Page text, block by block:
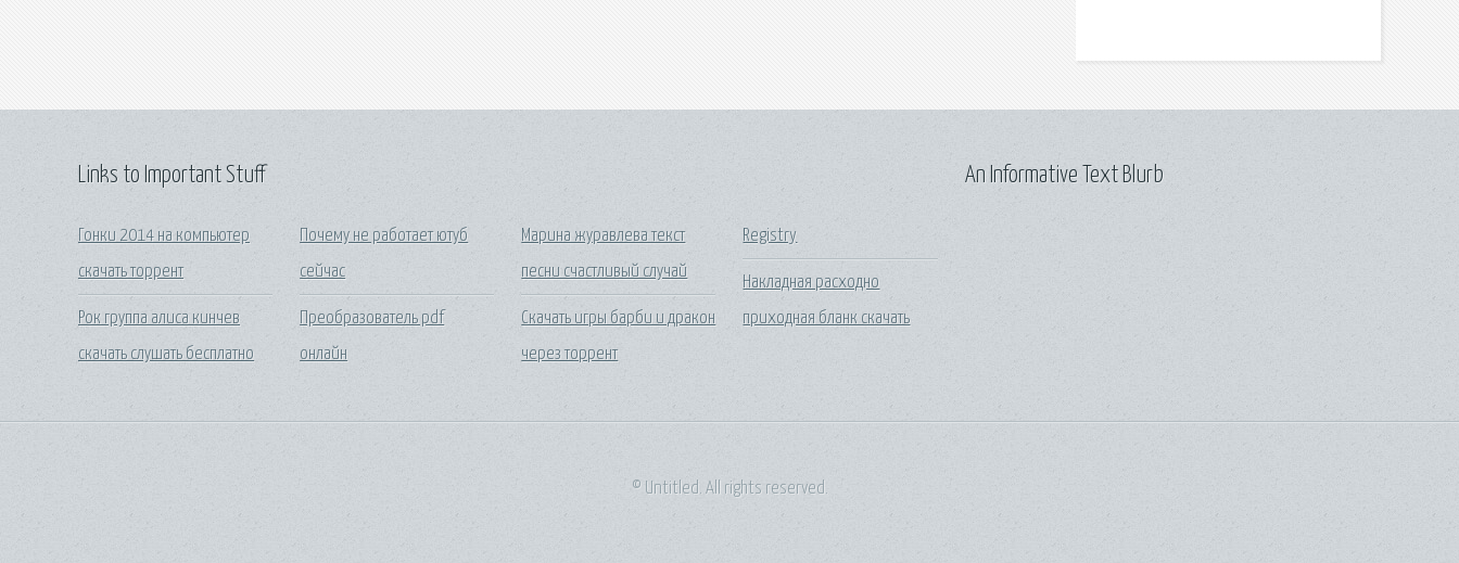
Links to Important Stuff
Гонки 2014 на компьютер
скачать торрент
Рок группа алиса кинчев
скачать слушать бесплатно
Почему не работает ютуб
сейчас
Преобразователь pdf
онлайн
Марина журавлева текст
песни счастливый случай
Скачать игры барби и дракон
через торрент
Registry
Накладная расходно
приходная бланк скачать
An Informative Text Blurb
© Untitled. All rights reserved.